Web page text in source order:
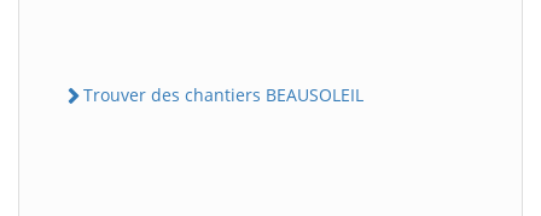
Trouver des chantiers BEAUSOLEIL